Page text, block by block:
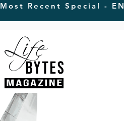
Most Recent Special - EN